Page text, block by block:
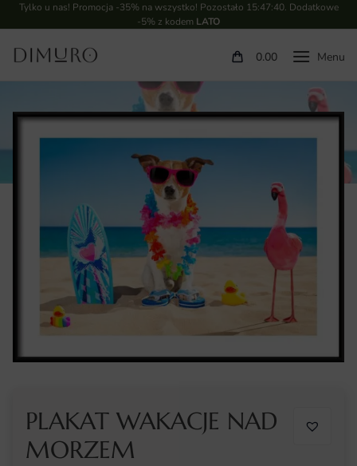
Tylko u nas! Promocja -35% na wszystko! Pozostało 15:47:39. Dodatkowe
-5% z kodem LATO
0.00
PLAKAT WAKACJE NAD
MORZEM